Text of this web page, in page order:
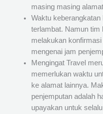
masing masing
Waktu
terlambat. Namun tim
melakukan
mengenai jam
Mengingat Travel
memerlukan waktu
ke alamat lainnya.
penjemputan adalah
upayakan untuk